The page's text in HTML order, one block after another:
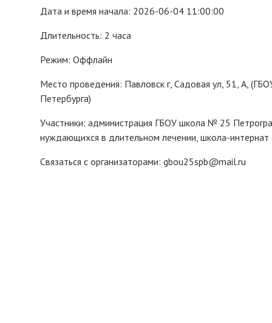
Дата и время начала: 2026-06-04 11:00:00
Длительность: 2 часа
Режим: Оффлайн
Место проведения: Павловск г, Садовая ул, 51, А,
Петербурга)
Участники: администрация ГБОУ школа № 25
нуждающихся в длительном лечении, школа-
Связаться с организаторами: gbou25spb@mail.ru